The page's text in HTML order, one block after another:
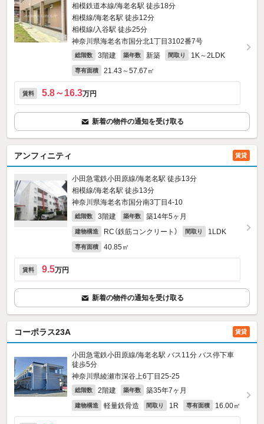
相模鉄道本線/海老名駅 徒歩18分
相模線/海老名駅 徒歩12分
相模線/入谷駅 徒歩25分
神奈川県海老名市国分北1丁目3102番7号
総階数 3階建 築年数 新築 間取り 1K～2LDK
専有面積 21.43～57.67㎡
賃料 5.8～16.3万円
新着の物件の通知を受け取る
アンフィニティ 賃貸
小田急電鉄小田原線/海老名駅 徒歩13分
相模線/海老名駅 徒歩13分
神奈川県海老名市国分南3丁目4-10
総階数 3階建 築年数 築14年5ヶ月
建物構造 RC（鉄筋コンクリート） 間取り 1LDK
専有面積 40.85㎡
賃料 9.5万円
新着の物件の通知を受け取る
コーポラス23A 賃貸
小田急電鉄小田原線/海老名駅 バス11分 バス停下車
徒歩5分
神奈川県綾瀬市深谷上6丁目25-25
総階数 2階建 築年数 築35年7ヶ月
建物構造 軽量鉄骨造 間取り 1R 専有面積 16.00㎡